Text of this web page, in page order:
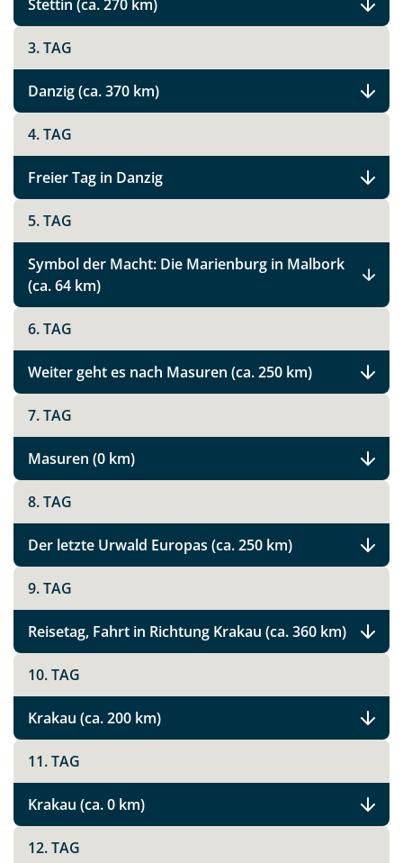
Stettin (ca. 270 km)
3. TAG
Danzig (ca. 370 km)
4. TAG
Freier Tag in Danzig
5. TAG
Symbol der Macht: Die Marienburg in Malbork
(ca. 64 km)
6. TAG
Weiter geht es nach Masuren (ca. 250 km)
7. TAG
Masuren (0 km)
8. TAG
Der letzte Urwald Europas (ca. 250 km)
9. TAG
Reisetag, Fahrt in Richtung Krakau (ca. 360 km)
10. TAG
Krakau (ca. 200 km)
11. TAG
Krakau (ca. 0 km)
12. TAG